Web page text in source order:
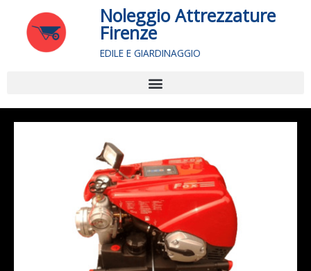
contenuto
Noleggio Attrezzature
Firenze
EDILE E GIARDINAGGIO
Menu